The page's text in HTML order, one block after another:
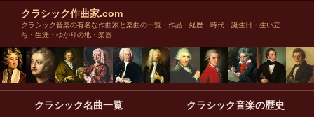
クラシック作曲家.com
クラシック音楽の有名な作曲家と楽曲の一覧・作品・経歴・時代・誕生日・生い立
ち・生涯・ゆかりの地・楽器
クラシック名曲一覧
クラシック音楽の歴史